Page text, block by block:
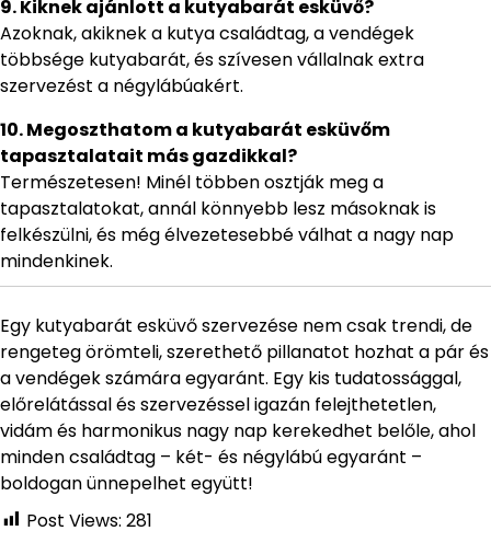
9. Kiknek ajánlott a kutyabarát esküvő?
Azoknak, akiknek a kutya családtag, a vendégek
többsége kutyabarát, és szívesen vállalnak extra
szervezést a négylábúakért.
10. Megoszthatom a kutyabarát esküvőm
tapasztalatait más gazdikkal?
Természetesen! Minél többen osztják meg a
tapasztalatokat, annál könnyebb lesz másoknak is
felkészülni, és még élvezetesebbé válhat a nagy nap
mindenkinek.
Egy kutyabarát esküvő szervezése nem csak trendi, de
rengeteg örömteli, szerethető pillanatot hozhat a pár és
a vendégek számára egyaránt. Egy kis tudatossággal,
előrelátással és szervezéssel igazán felejthetetlen,
vidám és harmonikus nagy nap kerekedhet belőle, ahol
minden családtag – két- és négylábú egyaránt –
boldogan ünnepelhet együtt!
Post Views: 281